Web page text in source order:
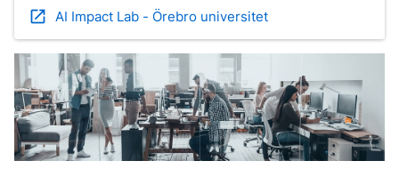
open_in_new AI Impact Lab - Örebro universitet